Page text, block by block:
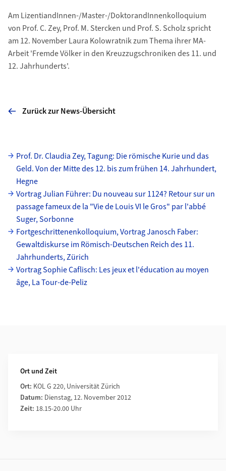
Am LizentiandInnen-/Master-/DoktorandInnenkolloquium
von Prof. C. Zey, Prof. M. Stercken und Prof. S. Scholz spricht
am 12. November Laura Kolowratnik zum Thema ihrer MA-
Arbeit 'Fremde Völker in den Kreuzzugschroniken des 11. und
12. Jahrhunderts'.
Zurück zur News-Übersicht
Unterseiten
Prof. Dr. Claudia Zey, Tagung: Die römische Kurie und das
Geld. Von der Mitte des 12. bis zum frühen 14. Jahrhundert,
Hegne
Vortrag Julian Führer: Du nouveau sur 1124? Retour sur un
passage fameux de la "Vie de Louis VI le Gros" par l'abbé
Suger, Sorbonne
Fortgeschrittenenkolloquium, Vortrag Janosch Faber:
Gewaltdiskurse im Römisch-Deutschen Reich des 11.
Jahrhunderts, Zürich
Vortrag Sophie Caflisch: Les jeux et l'éducation au moyen
âge, La Tour-de-Peliz
Ort und Zeit
Ort: KOL G 220, Universität Zürich
Datum: Dienstag, 12. November 2012
Zeit: 18.15-20.00 Uhr